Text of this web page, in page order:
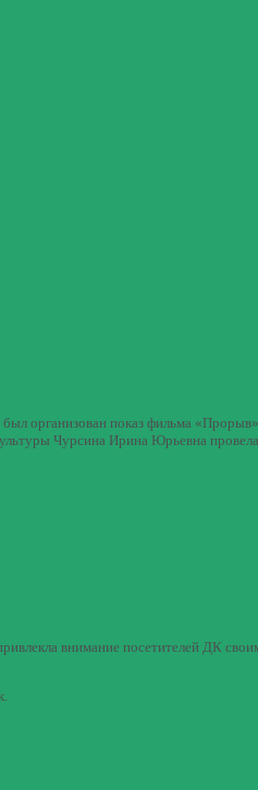
организован показ фильма
Чурсина Ирина Юрьевна
внимание посетителей ДК